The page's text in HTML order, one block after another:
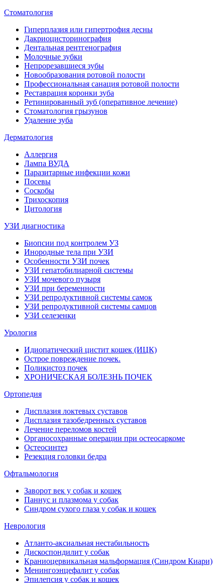
Стоматология
Гиперплазия или гипертрофия десны
Дакриоцисторинография
Дентальная рентгенография
Молочные зубки
Непрорезавшиеся зубы
Новообразования ротовой полости
Профессиональная санация ротовой полости
Реставрация коронки зуба
Ретинированный зуб (оперативное лечение)
Стоматология грызунов
Удаление зуба
Дерматология
Аллергия
Лампа ВУДА
Паразитарные инфекции кожи
Посевы
Соскобы
Трихоскопия
Цитология
УЗИ диагностика
Биопсии под контролем УЗ
Инородные тела при УЗИ
Особенности УЗИ почек
УЗИ гепатобилиарной системы
УЗИ мочевого пузыря
УЗИ при беременности
УЗИ репродуктивной системы самок
УЗИ репродуктивной системы самцов
УЗИ селезенки
Урология
Идиопатический цистит кошек (ИЦК)
Острое повреждение почек.
Поликистоз почек
ХРОНИЧЕСКАЯ БОЛЕЗНЬ ПОЧЕК
Ортопедия
Дисплазия локтевых суставов
Дисплазия тазобедренных суставов
Лечение переломов костей
Органосохранные операции при остеосаркоме
Остеосинтез
Резекция головки бедра
Офтальмология
Заворот век у собак и кошек
Паннус и плазмома у собак
Синдром сухого глаза у собак и кошек
Неврология
Атланто-аксиальная нестабильность
Дискоспондилит у собак
Краниоцервикальная мальформация (Синдром Киари)
Менингоэнцефалит у собак
Эпилепсия у собак и кошек